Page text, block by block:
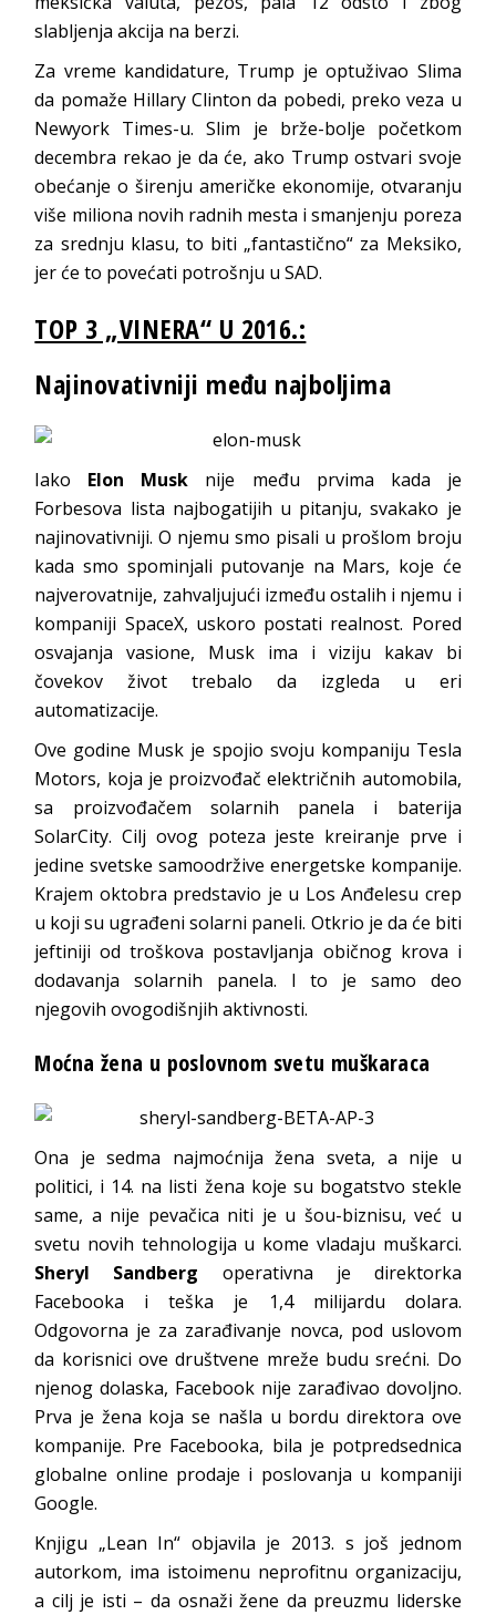
slabljenja akcija na berzi.
Za vreme kandidature, Trump je optuživao Slima
da pomaže Hillary Clinton da pobedi, preko veza u
Newyork Times-u. Slim je brže-bolje početkom
decembra rekao je da će, ako Trump ostvari svoje
obećanje o širenju američke ekonomije, otvaranju
više miliona novih radnih mesta i smanjenju poreza
za srednju klasu, to biti „fantastično“ za Meksiko,
jer će to povećati potrošnju u SAD.
TOP 3 „VINERA“ U 2016.:
Najinovativniji među najboljima
Iako Elon Musk nije među prvima kada je
Forbesova lista najbogatijih u pitanju, svakako je
najinovativniji. O njemu smo pisali u prošlom broju
kada smo spominjali putovanje na Mars, koje će
najverovatnije, zahvaljujući između ostalih i njemu i
kompaniji SpaceX, uskoro postati realnost. Pored
osvajanja vasione, Musk ima i viziju kakav bi
čovekov život trebalo da izgleda u eri
automatizacije.
Ove godine Musk je spojio svoju kompaniju Tesla
Motors, koja je proizvođač električnih automobila,
sa proizvođačem solarnih panela i baterija
SolarCity. Cilj ovog poteza jeste kreiranje prve i
jedine svetske samoodržive energetske kompanije.
Krajem oktobra predstavio je u Los Anđelesu crep
u koji su ugrađeni solarni paneli. Otkrio je da će biti
jeftiniji od troškova postavljanja običnog krova i
dodavanja solarnih panela. I to je samo deo
njegovih ovogodišnjih aktivnosti.
Moćna žena u poslovnom svetu muškaraca
Ona je sedma najmoćnija žena sveta, a nije u
politici, i 14. na listi žena koje su bogatstvo stekle
same, a nije pevačica niti je u šou-biznisu, već u
svetu novih tehnologija u kome vladaju muškarci.
Sheryl Sandberg operativna je direktorka
Facebooka i teška je 1,4 milijardu dolara.
Odgovorna je za zarađivanje novca, pod uslovom
da korisnici ove društvene mreže budu srećni. Do
njenog dolaska, Facebook nije zarađivao dovoljno.
Prva je žena koja se našla u bordu direktora ove
kompanije. Pre Facebooka, bila je potpredsednica
globalne online prodaje i poslovanja u kompaniji
Google.
Knjigu „Lean In“ objavila je 2013. s još jednom
autorkom, ima istoimenu neprofitnu organizaciju,
a cilj je isti – da osnaži žene da preuzmu liderske